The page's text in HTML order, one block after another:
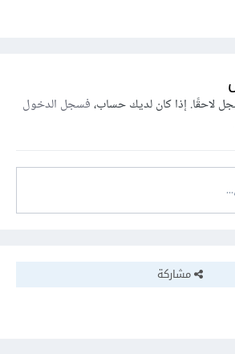
لاحقًا. إذا كان لديك حساب،فسجل الدخول
مشاركة